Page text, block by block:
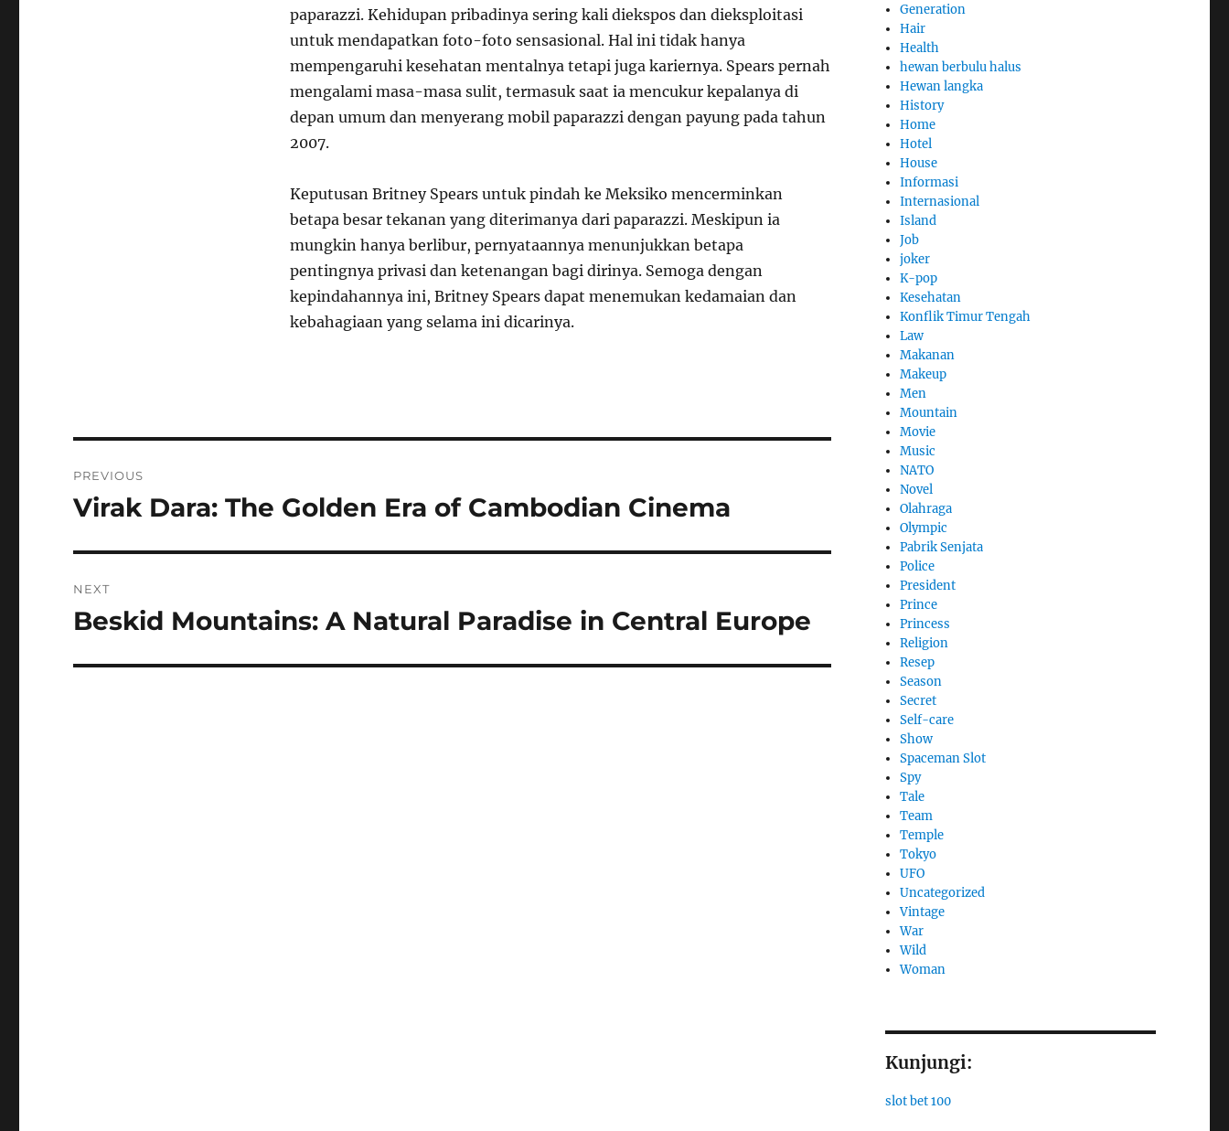
paparazzi. Kehidupan pribadinya sering kali diekspos dan dieksploitasi
untuk mendapatkan foto-foto sensasional. Hal ini tidak hanya
mempengaruhi kesehatan mentalnya tetapi juga kariernya. Spears pernah
mengalami masa-masa sulit, termasuk saat ia mencukur kepalanya di
depan umum dan menyerang mobil paparazzi dengan payung pada tahun
2007.
Keputusan Britney Spears untuk pindah ke Meksiko mencerminkan
betapa besar tekanan yang diterimanya dari paparazzi. Meskipun ia
mungkin hanya berlibur, pernyataannya menunjukkan betapa
pentingnya privasi dan ketenangan bagi dirinya. Semoga dengan
kepindahannya ini, Britney Spears dapat menemukan kedamaian dan
kebahagiaan yang selama ini dicarinya.
pos
PREVIOUS
Previous
Virak Dara: The Golden Era of Cambodian Cinema
NEXT
Next
Beskid Mountains: A Natural Paradise in Central Europe
Generation
Hair
Health
hewan berbulu halus
Hewan langka
History
Home
Hotel
House
Informasi
Internasional
Island
Job
joker
K-pop
Kesehatan
Konflik Timur Tengah
Law
Makanan
Makeup
Men
Mountain
Movie
Music
NATO
Novel
Olahraga
Olympic
Pabrik Senjata
Police
President
Prince
Princess
Religion
Resep
Season
Secret
Self-care
Show
Spaceman Slot
Spy
Tale
Team
Temple
Tokyo
UFO
Uncategorized
Vintage
War
Wild
Woman
Kunjungi:
slot bet 100